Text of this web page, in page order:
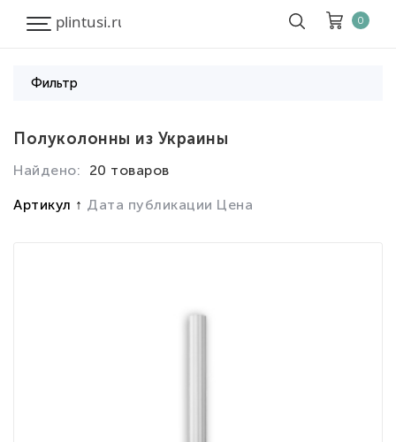
Итого к оплате
0
Фильтр
Полуколонны из Украины
Найдено: 20 товаров
Артикул Дата публикации Цена